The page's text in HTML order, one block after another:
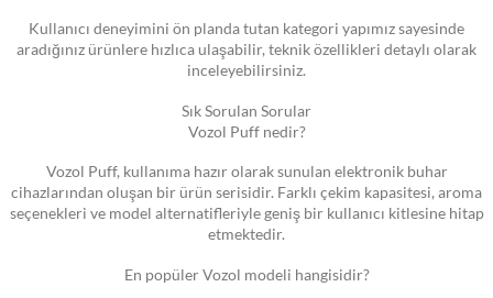
Kullanıcı deneyimini ön planda tutan kategori yapımız sayesinde
aradığınız ürünlere hızlıca ulaşabilir, teknik özellikleri detaylı olarak
inceleyebilirsiniz.
Sık Sorulan Sorular
Vozol Puff nedir?
Vozol Puff, kullanıma hazır olarak sunulan elektronik buhar
cihazlarından oluşan bir ürün serisidir. Farklı çekim kapasitesi, aroma
seçenekleri ve model alternatifleriyle geniş bir kullanıcı kitlesine hitap
etmektedir.
En popüler Vozol modeli hangisidir?